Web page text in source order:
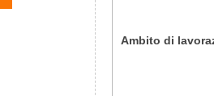
Ambito di